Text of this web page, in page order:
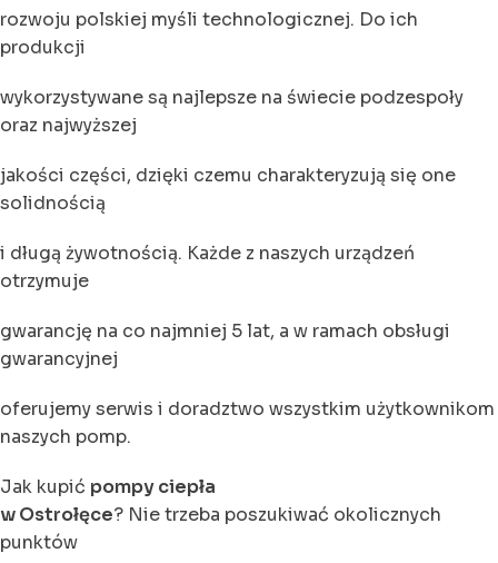
rozwoju polskiej myśli technologicznej. Do ich
produkcji
wykorzystywane są najlepsze na świecie podzespoły
oraz najwyższej
jakości części, dzięki czemu charakteryzują się one
solidnością
i długą żywotnością. Każde z naszych urządzeń
otrzymuje
gwarancję na co najmniej 5 lat, a w ramach obsługi
gwarancyjnej
oferujemy serwis i doradztwo wszystkim użytkownikom
naszych pomp.
Jak kupić pompy ciepła
w Ostrołęce? Nie trzeba poszukiwać okolicznych
punktów